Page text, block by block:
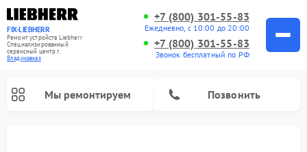
FIX-LIEBHERR
Ремонт устройств Liebherr
Специализированный
cервисный центр г.
Владикавказ
+7 (800) 301-55-83
Ежедневно, с 10:00 до 20:00
+7 (800) 301-55-83
Звонок бесплатный по РФ
Мы ремонтируем Позвонить